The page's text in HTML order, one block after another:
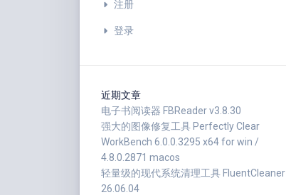
注册
登录
近期文章
电子书阅读器 FBReader v3.8.30
强大的图像修复工具 Perfectly Clear
WorkBench 6.0.0.3295 x64 for win /
4.8.0.2871 macos
轻量级的现代系统清理工具 FluentCleaner
26.06.04